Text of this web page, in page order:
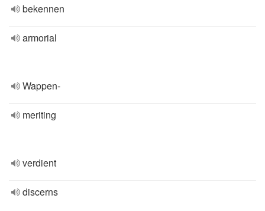
bekennen
armorial
Wappen-
meriting
verdient
discerns